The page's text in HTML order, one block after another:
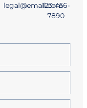
legal@email.com
123-456-
7890